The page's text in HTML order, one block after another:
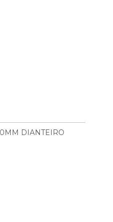
DIANTEIRO